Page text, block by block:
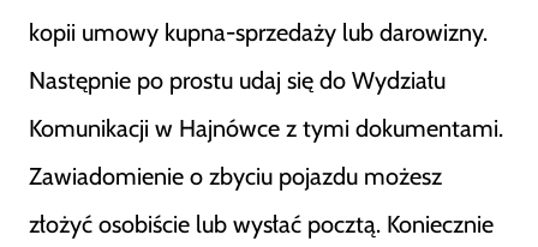
kopii umowy kupna-sprzedaży lub darowizny.
Następnie po prostu udaj się do Wydziału
Komunikacji w Hajnówce z tymi dokumentami.
Zawiadomienie o zbyciu pojazdu możesz
złożyć osobiście lub wysłać pocztą. Koniecznie